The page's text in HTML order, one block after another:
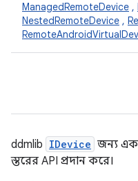
ManagedRemoteDevice ,
NestedRemoteDevice ,
ddmlib IDevice জন্য
স্তরের API প্রদান করে।